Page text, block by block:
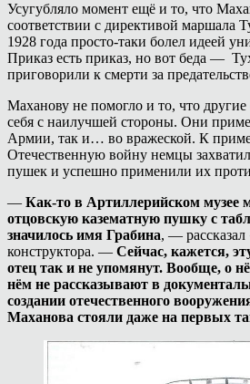
Усугубляло момент ещё и то, что
соответствии с директивой маршала
1928 года просто-таки болел идеей
Приказ есть приказ, но вот беда —
приговорили к смерти за
Маханову не помогло и то, что другие
себя с наилучшей стороны. Они
Армии, так и… во вражеской. К
Отечественную войну немцы
пушек и успешно применили их
— Как-то в Артиллерийском музее
отцовскую казематную пушку с
значилось имя Грабина, —
конструктора. — Сейчас, кажется,
отец так и не упомянут. Вообще, о
нём не рассказывают в
создании отечественного
Маханова стояли даже на первых